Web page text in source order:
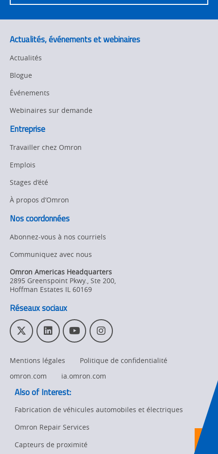
Flexible
Updates
Policy
Product Updates
Organizational
Changes
Product
Pricing
Supply
Forecasting
Motion and
Building
Technical
Support
Actualités, événements et webinaires
Actualités
Blogue
Événements
Webinaires sur demande
Entreprise
Travailler chez Omron
Emplois
Stages d’été
À propos d’Omron
Nos coordonnées
Abonnez-vous à nos courriels
Communiquez avec nous
Omron Americas Headquarters
2895 Greenspoint Pkwy., Ste 200,
Hoffman Estates IL 60169
Réseaux sociaux
T
w
t
t
r
L
i
k
I
Y
o
u
I
n
t
a
m
Mentions légales
Politique de confidentialité
omron.com
ia.omron.com
Also of Interest:
Fabrication de véhicules automobiles et électriques
Omron Repair Services
Capteurs de proximité